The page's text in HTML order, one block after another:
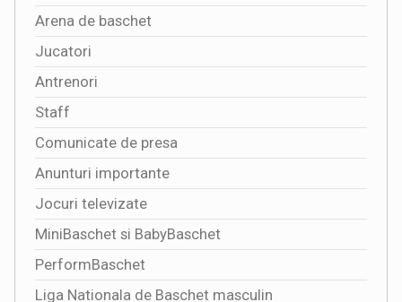
Arena de baschet
Jucatori
Antrenori
Staff
Comunicate de presa
Anunturi importante
Jocuri televizate
MiniBaschet si BabyBaschet
PerformBaschet
Liga Nationala de Baschet masculin